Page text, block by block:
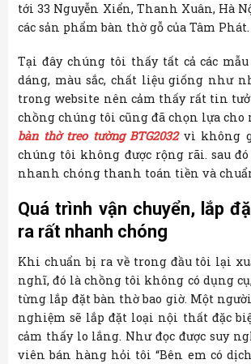
tới 33 Nguyễn Xiển, Thanh Xuân, Hà
các sản phẩm bàn thờ gỗ của Tâm Phát.
Tại đây chúng tôi thấy tất cả các
dáng, màu sắc, chất liệu giống như
trong website nên cảm thấy rất tin
chồng chúng tôi cũng đã chọn lựa
bàn thờ treo tường BTG2032vì không
chúng tôi không được rộng rãi. sau
nhanh chóng thanh toán tiền và
Quá trình vận chuyển, lắp
ra rất nhanh chóng
Khi chuẩn bị ra về trong đầu tôi lại
nghĩ, đó là chồng tôi không có dụng
từng lắp đặt bàn thờ bao giờ. Một
nghiệm sẽ lắp đặt loại nội thất đặc
cảm thấy lo lắng. Như đọc được suy
viên bán hàng hỏi tôi “Bên em có